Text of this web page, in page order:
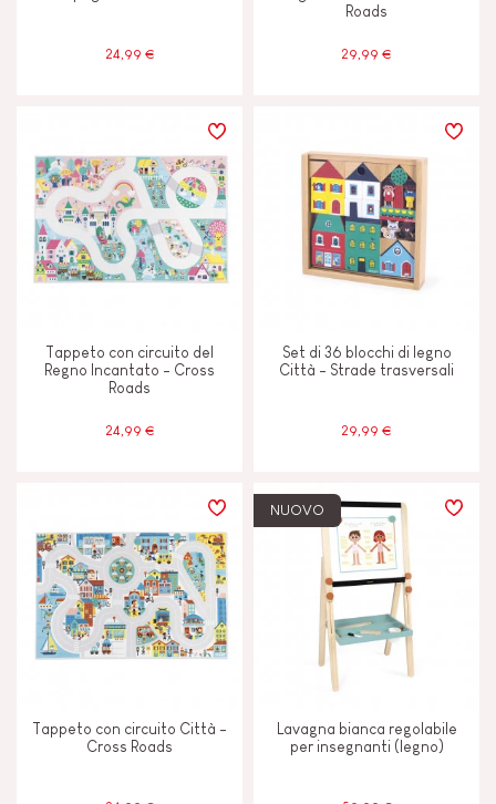
24,99 €
Roads
29,99 €
Tappeto con circuito del
Regno Incantato - Cross
Roads
24,99 €
Set di 36 blocchi di legno
Città - Strade trasversali
29,99 €
Tappeto con circuito Città -
Cross Roads
NUOVO
Lavagna bianca regolabile
per insegnanti (legno)